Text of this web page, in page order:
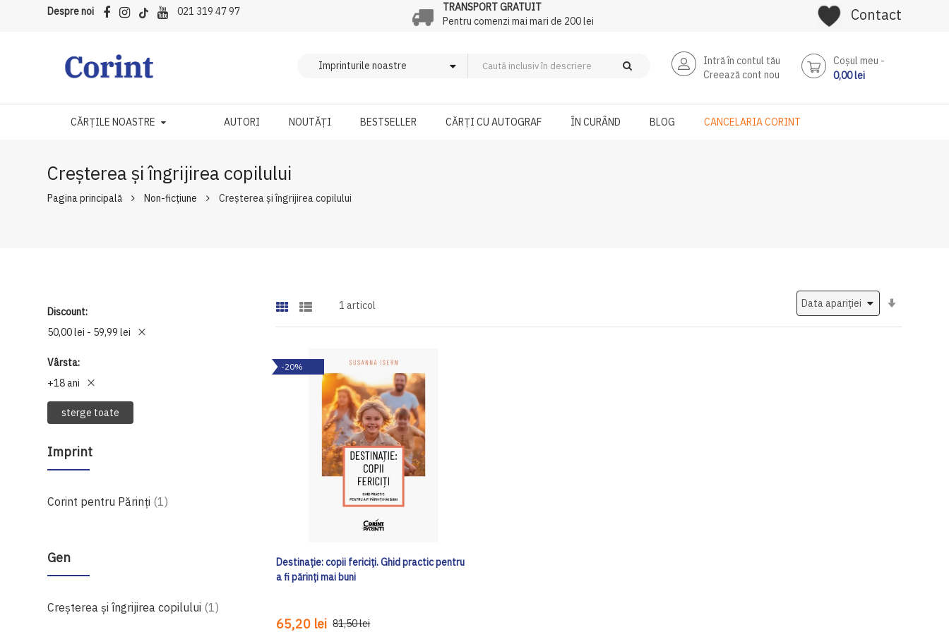
Despre noi 021 319 47 97
TRANSPORT GRATUIT
Pentru comenzi mai mari de 200 lei
Contact
Intră în contul tău
Creează cont nou
Coşul meu
0,00 lei
CĂRȚILE NOASTRE AUTORI NOUTĂȚI BESTSELLER CĂRȚI CU AUTOGRAF ÎN CURÂND BLOG CANCELARIA CORINT
Creșterea și îngrijirea copilului
Pagina principală Non-ficțiune Creșterea și îngrijirea copilului
Discount
50,00 lei - 59,99 lei
Vârsta
+18 ani
sterge toate
Imprint
Corint pentru Părinți 1produs
Gen
Creșterea și îngrijirea copilului 1produs
1 articol
-20%
Destinație: copii fericiți. Ghid practic pentru
a fi părinți mai buni
65,20 lei 81,50 lei